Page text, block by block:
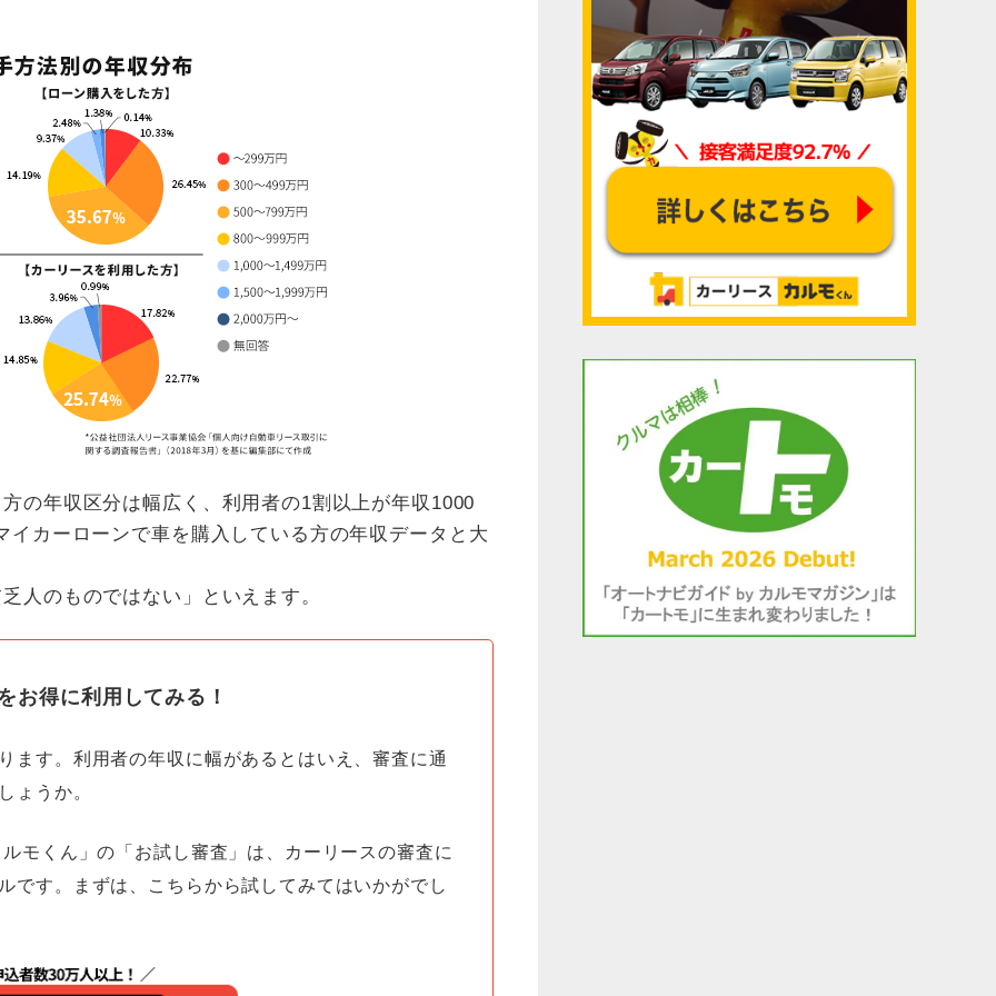
の年収区分は幅広く、利用者の1割以上が年収1000
カーローンで車を購入している方の年収データと大
人のものではない」といえます。
お得に利用してみる！
ます。利用者の年収に幅があるとはいえ、審査に通
ょうか。
モくん」の「お試し審査」は、カーリースの審査に
です。まずは、こちらから試してみてはいかがでし